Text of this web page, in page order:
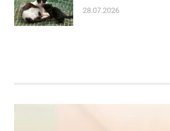
28.07.2026